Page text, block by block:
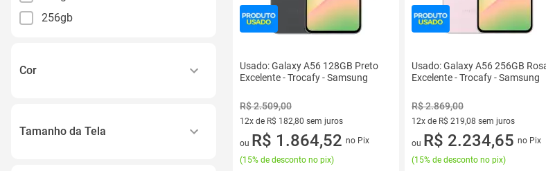
256gb
Cor
Tamanho da Tela
Usado: Galaxy A56 128GB Preto
Excelente - Trocafy - Samsung
R$ 2.509,00
12x de R$ 182,80 sem juros
12 vez de R$ 182,80 sem juros
ou R$ 1.864,52 no Pix
(15% de desconto no pix)
Usado: Galaxy A56 256GB
Excelente - Trocafy - Samsung
R$ 2.869,00
12x de R$ 219,08 sem juros
12 vez de R$ 219,08 sem juros
ou R$ 2.234,65 no Pix
(15% de desconto no pix)